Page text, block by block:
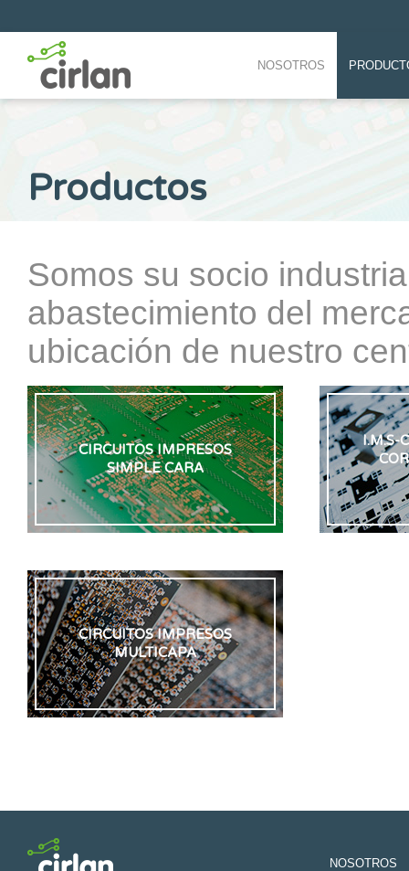
NOSOTROS
Productos
Somos su socio
abastecimiento del
ubicación de nuestro
CIRCUITOS IMPRESOS
SIMPLE CARA
I.M.S-
CIRCUITOS IMPRESOS
MULTICAPA
NOSOTROS